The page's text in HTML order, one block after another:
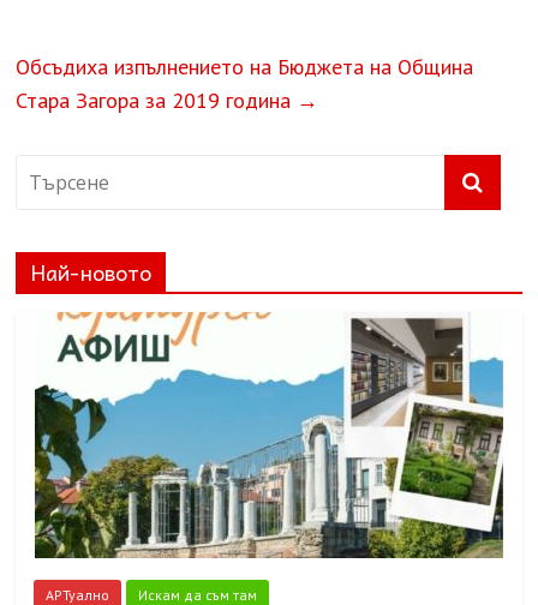
Обсъдиха изпълнението на Бюджета на Община
Стара Загора за 2019 година →
Най-новото
АРТуално Искам да съм там